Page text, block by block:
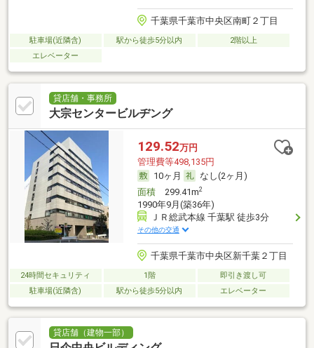
千葉県千葉市中央区南町２丁目
駐車場(近隣含) 駅から徒歩5分以内
2階以上
エレベーター
貸店舗・事務所
大宗センタービルヂング
129.52万円
管理費等498,135円
10ヶ月
なし(2ヶ月)
面積299.41m2
1990年9月(築36年)
ＪＲ総武本線 千葉駅 徒歩3分
その他の交通
千葉県千葉市中央区新千葉２丁目
24時間セキュリティ 1階
即引き渡し可
駐車場(近隣含)
駅から徒歩5分以内 エレベーター
貸店舗（建物一部）